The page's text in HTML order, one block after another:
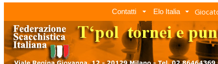
Contatti Elo Italia